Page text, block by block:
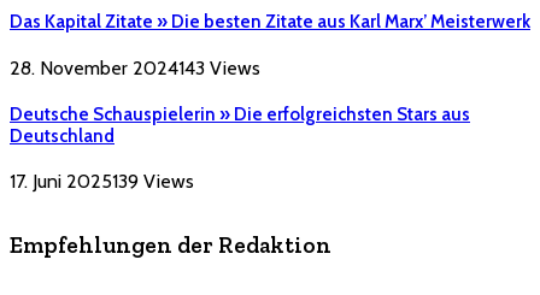
Das Kapital Zitate » Die besten Zitate aus Karl Marx’ Meisterwerk
28. November 2024143 Views
Deutsche Schauspielerin » Die erfolgreichsten Stars aus
Deutschland
17. Juni 2025139 Views
Empfehlungen der Redaktion